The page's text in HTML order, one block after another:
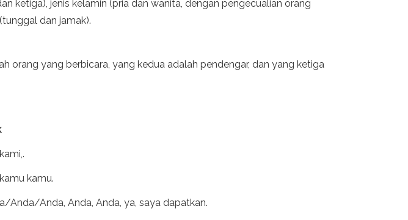
ketiga), jenis kelamin (pria dan wanita, dengan pengecualian orang
dan jamak).
orang yang berbicara, yang kedua adalah pendengar, dan yang ketiga
kamu.
Anda/Anda, Anda, Anda, ya, saya dapatkan.